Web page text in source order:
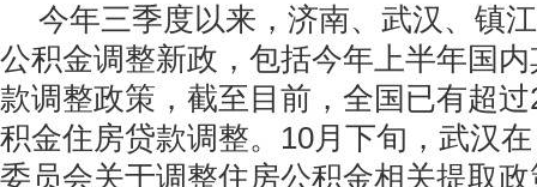
今年三季度以来，济南、武汉、镇
公积金调整新政，包括今年上半年国
款调整政策，截至目前，全国已有超
积金住房贷款调整。10月下旬，武汉
委员会关于调整住房公积金相关提取